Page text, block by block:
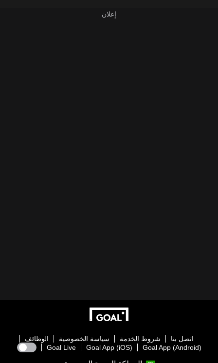
اتصل بنا شروط الخدمة سياسة الخصوصية
الوظائف
Goal App (Android)
Goal App (iOS)
Goal Live